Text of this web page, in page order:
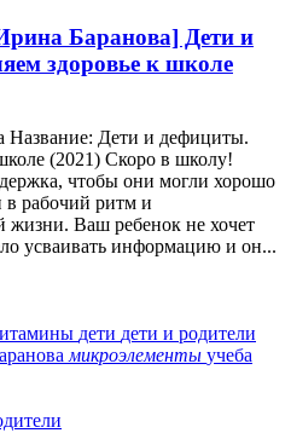
Баранова] Дети и
здоровье к школе
Название: Дети и дефициты.
(2021) Скоро в школу!
чтобы они могли хорошо
в рабочий ритм и
жизни. Ваш ребенок не хочет
усваивать информацию и он...
дети дети и родители
микроэлементы учеба